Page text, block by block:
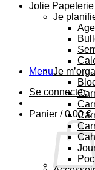
Menu
Se connecter
Panier /0.00€
Jolie Papeterie
Je
Je